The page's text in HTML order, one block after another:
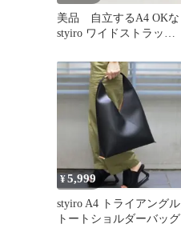
美品 自立するA4 OKな
styiro ワイドストラップ
グ
¥5,999
styiro A4 トライアングル
トートショルダーバッグ